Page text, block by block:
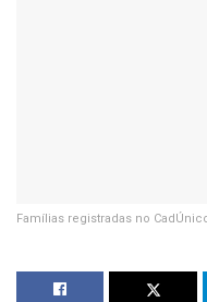
Famílias registradas no